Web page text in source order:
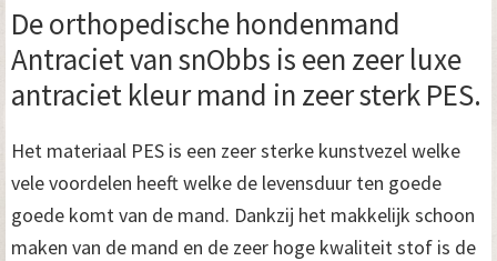
De orthopedische hondenmand
Antraciet van snObbs is een zeer luxe
antraciet kleur mand in zeer sterk PES.
Het materiaal PES is een zeer sterke kunstvezel welke
vele voordelen heeft welke de levensduur ten goede
goede komt van de mand. Dankzij het makkelijk schoon
maken van de mand en de zeer hoge kwaliteit stof is de